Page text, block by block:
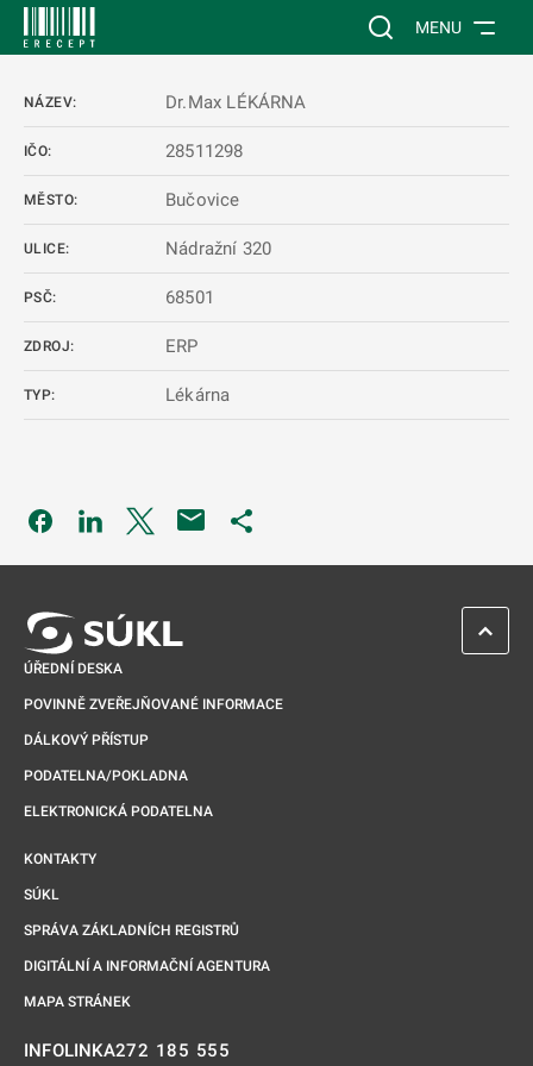
Vyhledávání na
MENU
NÁZEV: Dr.Max LÉKÁRNA
IČO: 28511298
MĚSTO: Bučovice
ULICE: Nádražní 320
PSČ: 68501
ZDROJ: ERP
TYP: Lékárna
Odkaz se otevře na nové kartě
Odkaz se otevře na nové kartě
Odkaz se otevře na nové kartě
ÚŘEDNÍ DESKA
POVINNĚ ZVEŘEJŇOVANÉ INFORMACE
DÁLKOVÝ PŘÍSTUP
PODATELNA/POKLADNA
ELEKTRONICKÁ PODATELNA
KONTAKTY
SÚKL
SPRÁVA ZÁKLADNÍCH REGISTRŮ
DIGITÁLNÍ A INFORMAČNÍ AGENTURA
MAPA STRÁNEK
INFOLINKA272 185 555
ZPĚT